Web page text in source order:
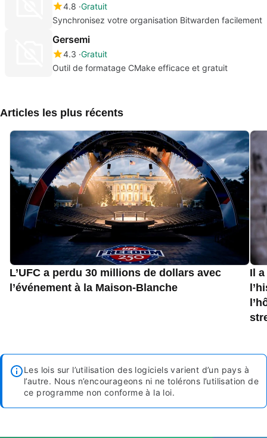
4.8 Gratuit
Synchronisez votre organisation Bitwarden facilement
Gersemi
4.3 Gratuit
Outil de formatage CMake efficace et gratuit
Articles les plus récents
L’UFC a perdu 30 millions de dollars avec
l’événement à la Maison-Blanche
Il
Les lois sur l’utilisation des logiciels varient d’un pays à
l’autre. Nous n’encourageons ni ne tolérons l’utilisation de
ce programme non conforme à la loi.